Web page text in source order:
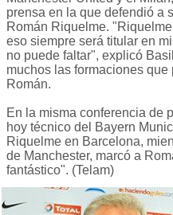
prensa en la que defendió a
Román Riquelme.
eso siempre será titular en
no puede faltar", explicó
muchos las formaciones
Román.
En la misma conferencia de
hoy técnico del Bayern
Riquelme en Barcelona,
de Manchester, marcó a
fantástico". (Telam)